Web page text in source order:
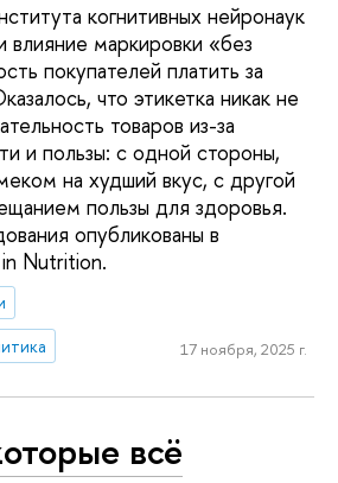
когнитивных нейронаук
маркировки «без
покупателей платить за
что этикетка никак не
товаров из-за
и пользы: с одной стороны,
на худший вкус, с другой
пользы для здоровья.
опубликованы в
Nutrition.
17 ноября, 2025 г.
всё